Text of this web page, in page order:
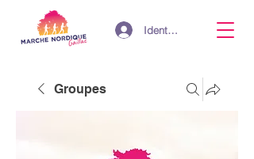
Identifiant
Groupes